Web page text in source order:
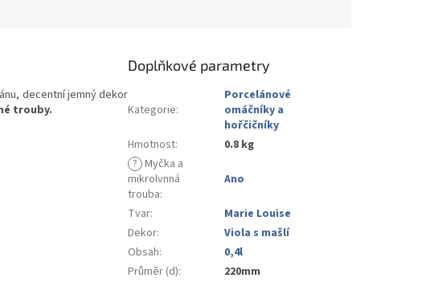
decentní jemný dekor
trouby.
Doplňkové parametry
Kategorie:
Porcelánové
omáčníky a
hořčičníky
Hmotnost:
0.8 kg
? Myčka a
mikrolvnná
trouba:
Ano
Tvar:
Marie Louise
Dekor:
Viola s mašlí
Obsah:
0,4l
Průměr (d): 220mm